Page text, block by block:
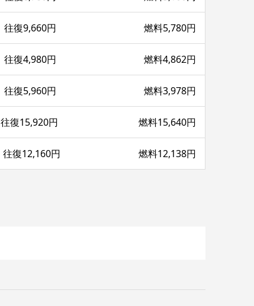
往復9,660円 燃料5,780円
往復4,980円 燃料4,862円
往復5,960円 燃料3,978円
往復15,920円 燃料15,640円
往復12,160円 燃料12,138円